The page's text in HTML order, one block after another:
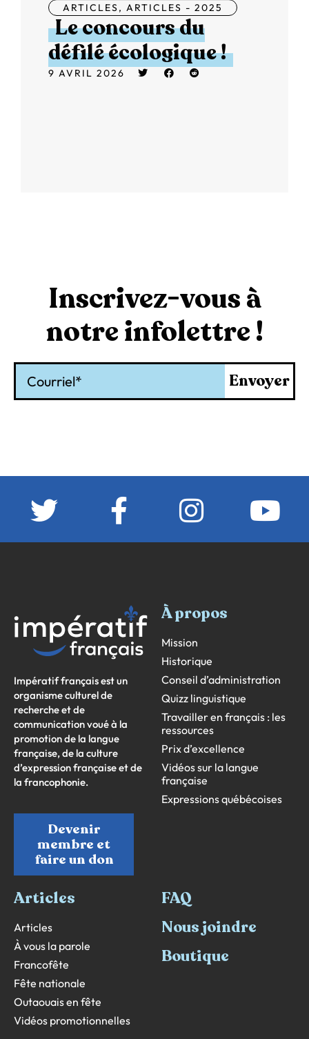
ARTICLES, ARTICLES - 2025
Le concours du
défilé écologique !
9 AVRIL 2026
Inscrivez-vous à
notre infolettre !
Envoyer
Impératif français est un
organisme culturel de
recherche et de
communication voué à la
promotion de la langue
française, de la culture
d’expression française et de
la francophonie.
Devenir
membre et
faire un don
À propos
Mission
Historique
Conseil d’administration
Quizz linguistique
Travailler en français : les
ressources
Prix d’excellence
Vidéos sur la langue
française
Expressions québécoises
Articles
Articles
À vous la parole
Francofête
Fête nationale
Outaouais en fête
Vidéos promotionnelles
FAQ
Nous joindre
Boutique